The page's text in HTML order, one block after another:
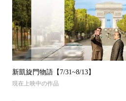
新凱旋門物語【7/31~8/13】
現在上映中の作品